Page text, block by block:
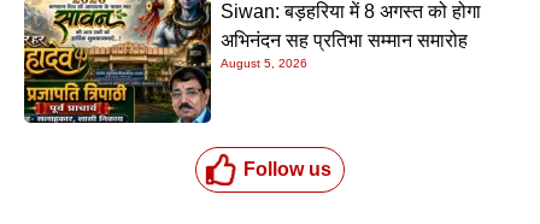
Siwan: बड़हरिया में 8 अगस्त को होगा
अभिनंदन सह प्रतिभा सम्मान समारोह
August 5, 2026
Follow us